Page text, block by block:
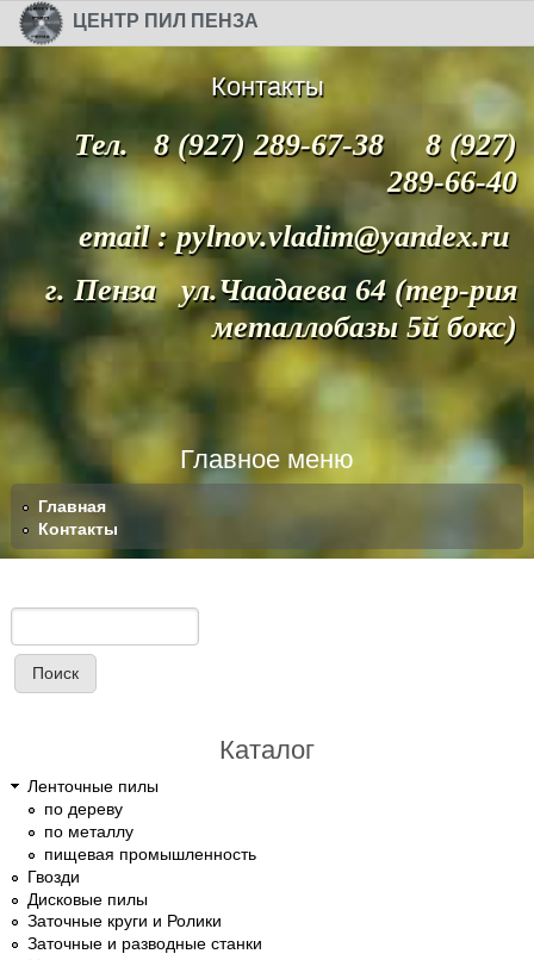
Перейти к основному содержанию
Skip to search
ЦЕНТР ПИЛ ПЕНЗА
Контакты
Тел. 8 (927) 289-67-38 8 (927)
289-66-40
email : pylnov.vladim@yandex.ru
г. Пенза ул.Чаадаева 64 (тер-рия
металлобазы 5й бокс)
Главное меню
Главная
Контакты
Поиск
Каталог
Ленточные пилы
по дереву
по металлу
пищевая промышленность
Гвозди
Дисковые пилы
Заточные круги и Ролики
Заточные и разводные станки